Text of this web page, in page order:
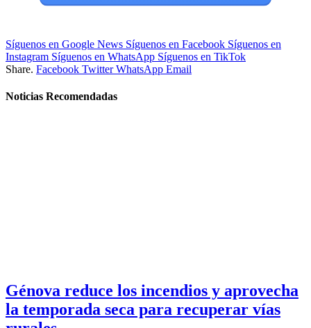
Síguenos en Google News Síguenos en Facebook Síguenos en
Instagram Síguenos en WhatsApp Síguenos en TikTok
Share. Facebook Twitter WhatsApp Email
Noticias Recomendadas
Génova reduce los incendios y aprovecha
la temporada seca para recuperar vías